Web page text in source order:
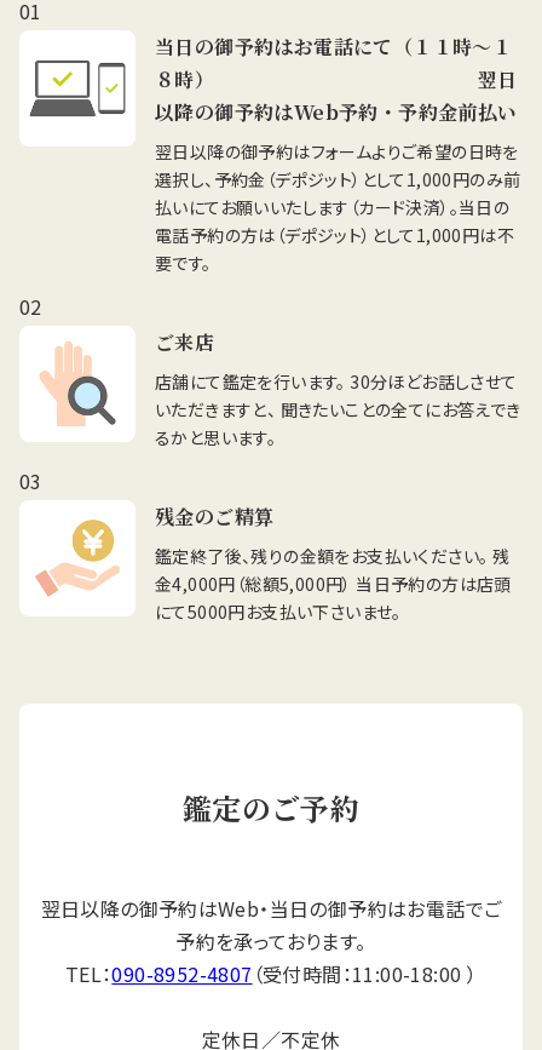
当日の御予約はお電話にて（１１時～１
８時） 翌日
以降の御予約はWeb予約・予約金前払い
翌日以降の御予約はフォームよりご希望の日時を
選択し、予約金（デポジット）として1,000円のみ前
払いにてお願いいたします（カード決済）。当日の
電話予約の方は（デポジット）として1,000円は不
要です。
ご来店
店舗にて鑑定を行います。 30分ほどお話しさせて
いただきますと、 聞きたいことの全てにお答えでき
るかと思います。
残金のご精算
鑑定終了後、残りの金額をお支払いください。 残
金4,000円（総額5,000円） 当日予約の方は店頭
にて5000円お支払い下さいませ。
鑑定のご予約
翌日以降の御予約はWeb・当日の御予約はお電話でご
予約を承っております。
TEL：090-8952-4807 （受付時間：11:00-18:00 ）
定休日／不定休